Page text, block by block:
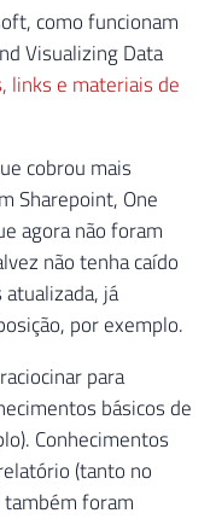
como funcionam
Visualizing Data
links e materiais de
cobrou mais
Sharepoint, One
agora não foram
não tenha caído
já
por exemplo.
para
básicos de
Conhecimentos
(tanto no
também foram